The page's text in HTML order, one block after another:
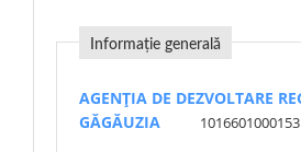
Informație generală
AGENȚIA DE DEZVOLTARE
GĂGĂUZIA
1016601000153